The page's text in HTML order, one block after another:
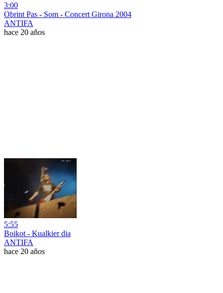
3:00
Obrint Pas - Som - Concert Girona 2004
ANTIFA
hace 20 años
5:55
Boikot - Kualkier dia
ANTIFA
hace 20 años